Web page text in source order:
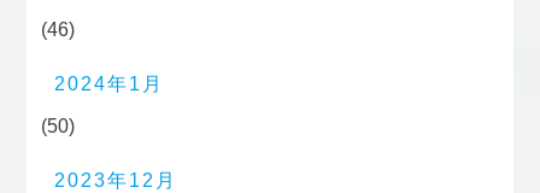
(46)
2024年1月
(50)
2023年12月